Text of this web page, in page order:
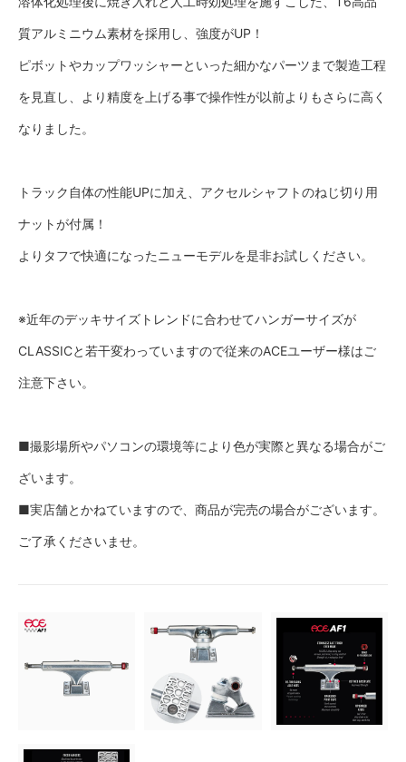
質アルミニウム素材を採用し、強度がUP！
ピボットやカップワッシャーといった細かなパーツまで製造工程
を見直し、より精度を上げる事で操作性が以前よりもさらに高く
なりました。
トラック自体の性能UPに加え、アクセルシャフトのねじ切り用
ナットが付属！
よりタフで快適になったニューモデルを是非お試しください。
※近年のデッキサイズトレンドに合わせてハンガーサイズが
CLASSICと若干変わっていますので従来のACEユーザー様はご
注意下さい。
■撮影場所やパソコンの環境等により色が実際と異なる場合がご
ざいます。
■実店舗とかねていますので、商品が完売の場合がございます。
ご了承くださいませ。